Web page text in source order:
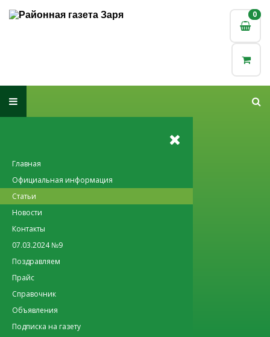
0
0
Главная
Официальная информация
Статьи
Новости
Контакты
07.03.2024 №9
Поздравляем
Прайс
Справочник
Объявления
Подписка на газету